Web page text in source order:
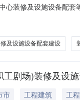
心装修及设施设备配
工程量清单和图纸为
及设施设备配套建设
剧场)装修及设
市 工程建筑
工程